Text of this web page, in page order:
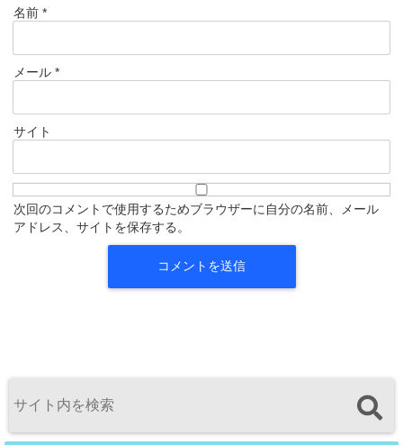
名前 *
メール *
サイト
次回のコメントで使用するためブラウザーに自分の名前、メール
アドレス、サイトを保存する。